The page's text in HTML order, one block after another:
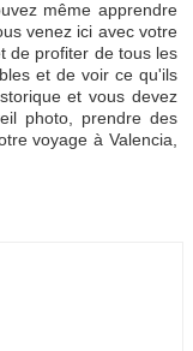
même apprendre
venez ici avec votre
de profiter de tous les
et de voir ce qu'ils
et vous devez
photo, prendre des
voyage à Valencia,